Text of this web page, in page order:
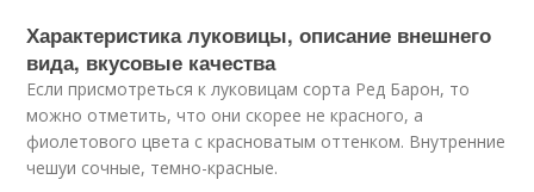
Характеристика луковицы, описание внешнего
вида, вкусовые качества
Если присмотреться к луковицам сорта Ред Барон, то
можно отметить, что они скорее не красного, а
фиолетового цвета с красноватым оттенком. Внутренние
чешуи сочные, темно-красные.